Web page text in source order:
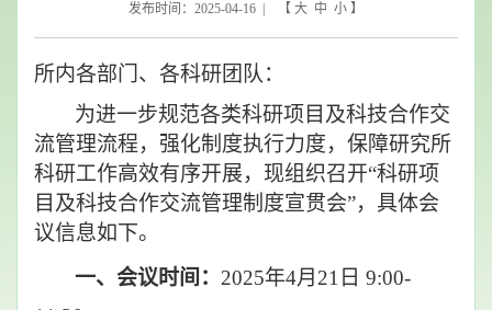
发布时间：2025-04-16 | 【 大 中 小 】
所内各部门、各科研团队：
为进一步规范各类科研项目及科技合作交
流管理流程，强化制度执行力度，保障研究所
科研工作高效有序开展，现组织召开“科研项
目及科技合作交流管理制度宣贯会”，具体会
议信息如下。
一、会议时间： 2025年4月 21 日 9:00-